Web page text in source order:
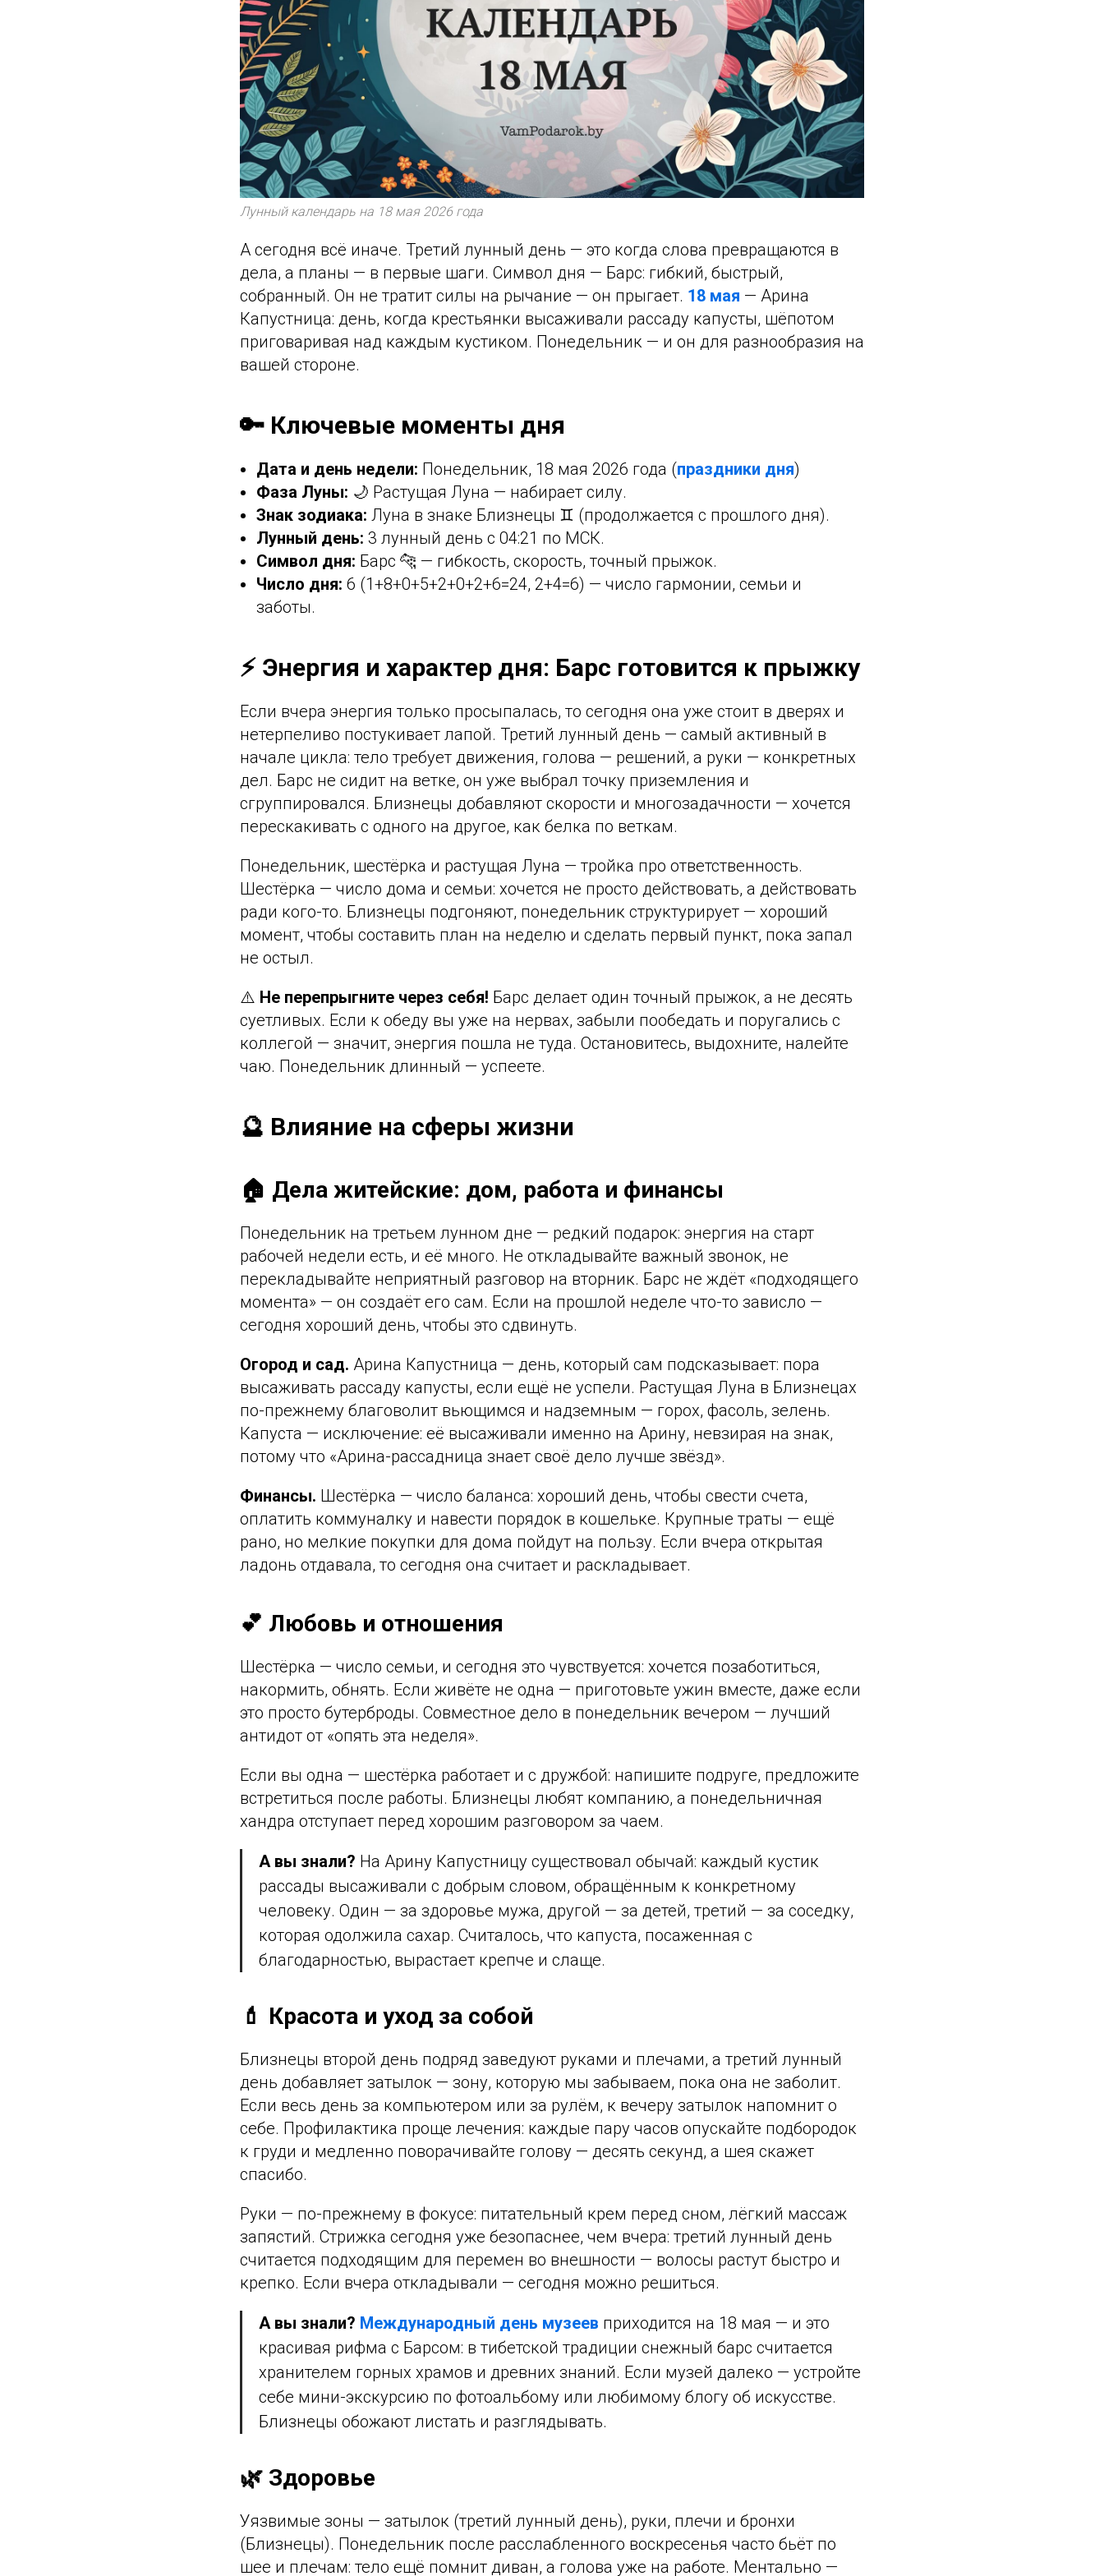
Лунный календарь на 18 мая 2026 года
А сегодня всё иначе. Третий лунный день — это когда слова превращаются в
дела, а планы — в первые шаги. Символ дня — Барс: гибкий, быстрый,
собранный. Он не тратит силы на рычание — он прыгает. 18 мая — Арина
Капустница: день, когда крестьянки высаживали рассаду капусты, шёпотом
приговаривая над каждым кустиком. Понедельник — и он для разнообразия на
вашей стороне.
🔑 Ключевые моменты дня
Дата и день недели: Понедельник, 18 мая 2026 года (праздники дня)
Фаза Луны: 🌙 Растущая Луна — набирает силу.
Знак зодиака: Луна в знаке Близнецы ♊ (продолжается с прошлого дня).
Лунный день: 3 лунный день с 04:21 по МСК.
Символ дня: Барс 🐆 — гибкость, скорость, точный прыжок.
Число дня: 6 (1+8+0+5+2+0+2+6=24, 2+4=6) — число гармонии, семьи и
заботы.
⚡ Энергия и характер дня: Барс готовится к прыжку
Если вчера энергия только просыпалась, то сегодня она уже стоит в дверях и
нетерпеливо постукивает лапой. Третий лунный день — самый активный в
начале цикла: тело требует движения, голова — решений, а руки — конкретных
дел. Барс не сидит на ветке, он уже выбрал точку приземления и
сгруппировался. Близнецы добавляют скорости и многозадачности — хочется
перескакивать с одного на другое, как белка по веткам.
Понедельник, шестёрка и растущая Луна — тройка про ответственность.
Шестёрка — число дома и семьи: хочется не просто действовать, а действовать
ради кого-то. Близнецы подгоняют, понедельник структурирует — хороший
момент, чтобы составить план на неделю и сделать первый пункт, пока запал
не остыл.
⚠️ Не перепрыгните через себя! Барс делает один точный прыжок, а не десять
суетливых. Если к обеду вы уже на нервах, забыли пообедать и поругались с
коллегой — значит, энергия пошла не туда. Остановитесь, выдохните, налейте
чаю. Понедельник длинный — успеете.
🔮 Влияние на сферы жизни
🏠 Дела житейские: дом, работа и финансы
Понедельник на третьем лунном дне — редкий подарок: энергия на старт
рабочей недели есть, и её много. Не откладывайте важный звонок, не
перекладывайте неприятный разговор на вторник. Барс не ждёт «подходящего
момента» — он создаёт его сам. Если на прошлой неделе что-то зависло —
сегодня хороший день, чтобы это сдвинуть.
Огород и сад. Арина Капустница — день, который сам подсказывает: пора
высаживать рассаду капусты, если ещё не успели. Растущая Луна в Близнецах
по-прежнему благоволит вьющимся и надземным — горох, фасоль, зелень.
Капуста — исключение: её высаживали именно на Арину, невзирая на знак,
потому что «Арина-рассадница знает своё дело лучше звёзд».
Финансы. Шестёрка — число баланса: хороший день, чтобы свести счета,
оплатить коммуналку и навести порядок в кошельке. Крупные траты — ещё
рано, но мелкие покупки для дома пойдут на пользу. Если вчера открытая
ладонь отдавала, то сегодня она считает и раскладывает.
💕 Любовь и отношения
Шестёрка — число семьи, и сегодня это чувствуется: хочется позаботиться,
накормить, обнять. Если живёте не одна — приготовьте ужин вместе, даже если
это просто бутерброды. Совместное дело в понедельник вечером — лучший
антидот от «опять эта неделя».
Если вы одна — шестёрка работает и с дружбой: напишите подруге, предложите
встретиться после работы. Близнецы любят компанию, а понедельничная
хандра отступает перед хорошим разговором за чаем.
А вы знали? На Арину Капустницу существовал обычай: каждый кустик
рассады высаживали с добрым словом, обращённым к конкретному
человеку. Один — за здоровье мужа, другой — за детей, третий — за соседку,
которая одолжила сахар. Считалось, что капуста, посаженная с
благодарностью, вырастает крепче и слаще.
💄 Красота и уход за собой
Близнецы второй день подряд заведуют руками и плечами, а третий лунный
день добавляет затылок — зону, которую мы забываем, пока она не заболит.
Если весь день за компьютером или за рулём, к вечеру затылок напомнит о
себе. Профилактика проще лечения: каждые пару часов опускайте подбородок
к груди и медленно поворачивайте голову — десять секунд, а шея скажет
спасибо.
Руки — по-прежнему в фокусе: питательный крем перед сном, лёгкий массаж
запястий. Стрижка сегодня уже безопаснее, чем вчера: третий лунный день
считается подходящим для перемен во внешности — волосы растут быстро и
крепко. Если вчера откладывали — сегодня можно решиться.
А вы знали? Международный день музеев приходится на 18 мая — и это
красивая рифма с Барсом: в тибетской традиции снежный барс считается
хранителем горных храмов и древних знаний. Если музей далеко — устройте
себе мини-экскурсию по фотоальбому или любимому блогу об искусстве.
Близнецы обожают листать и разглядывать.
🌿 Здоровье
Уязвимые зоны — затылок (третий лунный день), руки, плечи и бронхи
(Близнецы). Понедельник после расслабленного воскресенья часто бьёт по
шее и плечам: тело ещё помнит диван, а голова уже на работе. Ментально —